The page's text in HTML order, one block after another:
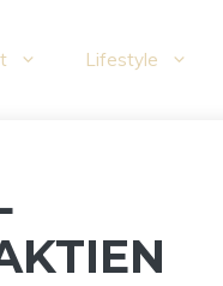
Lifestyle
A